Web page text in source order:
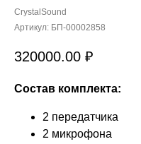
CrystalSound
Артикул: БП-00002858
320000.00 ₽
Состав комплекта:
2 передатчика
2 микрофона